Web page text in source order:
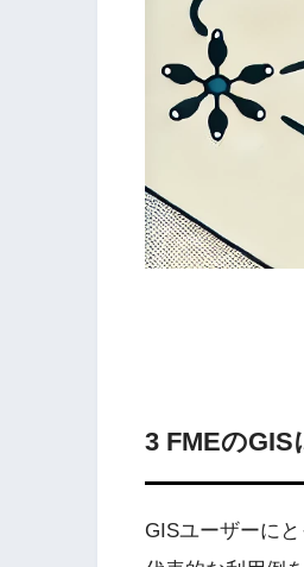
3 FMEのGIS
GISユーザーに